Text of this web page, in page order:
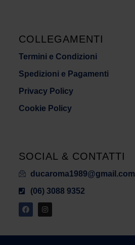
COLLEGAMENTI
Termini e Condizioni
Spedizioni e Pagamenti
Privacy Policy
Cookie Policy
SOCIAL & CONTATTI
ducaroma1989@gmail.com
(06) 3088 9352